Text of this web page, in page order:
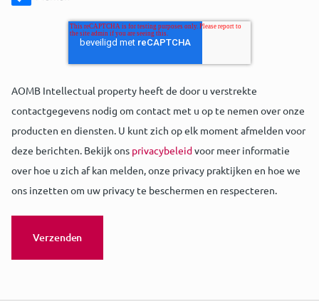
AOMB Intellectual property heeft de door u verstrekte
contactgegevens nodig om contact met u op te nemen over onze
producten en diensten. U kunt zich op elk moment afmelden voor
deze berichten. Bekijk ons privacybeleidvoor meer informatie
over hoe u zich af kan melden, onze privacy praktijken en hoe we
ons inzetten om uw privacy te beschermen en respecteren.